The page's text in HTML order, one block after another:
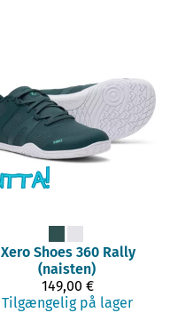
Xero Shoes 360 Rally
(naisten)
149,00 €
Tilgængelig på lager